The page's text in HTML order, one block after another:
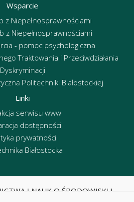
Wsparcie
z Niepełnosprawnościami
z Niepełnosprawnościami
- pomoc psychologiczna
Traktowania i Przeciwdziałania
Dyskryminacji
Politechniki Białostockiej
Linki
serwisu www
dostępności
prywatności
Białostocka
I NAUK O ŚRODOWISKU